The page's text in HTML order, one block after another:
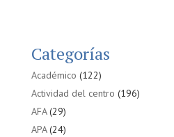
Categorías
Académico (122)
Actividad del centro (196)
AFA(29)
APA(24)